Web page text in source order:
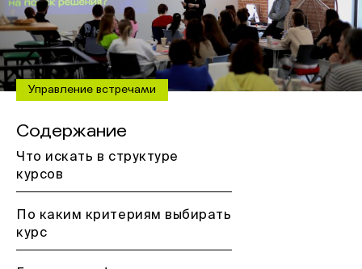
Управление встречами
Содержание
Что искать в структуре
курсов
По каким критериям выбирать
курс